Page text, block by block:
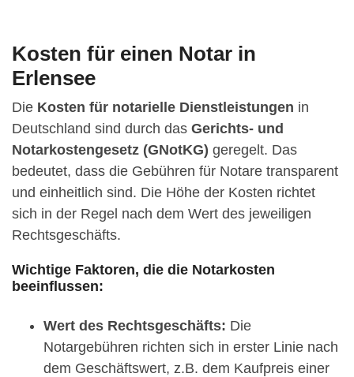
Kosten für einen Notar in
Erlensee
Die Kosten für notarielle Dienstleistungen in
Deutschland sind durch das Gerichts- und
Notarkostengesetz (GNotKG) geregelt. Das
bedeutet, dass die Gebühren für Notare transparent
und einheitlich sind. Die Höhe der Kosten richtet
sich in der Regel nach dem Wert des jeweiligen
Rechtsgeschäfts.
Wichtige Faktoren, die die Notarkosten
beeinflussen:
Wert des Rechtsgeschäfts: Die
Notargebühren richten sich in erster Linie nach
dem Geschäftswert, z.B. dem Kaufpreis einer